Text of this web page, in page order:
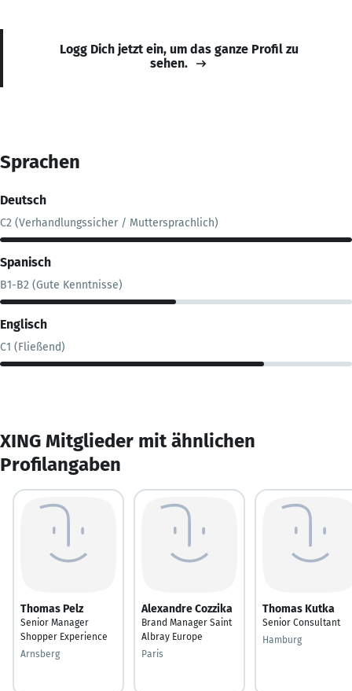
Logg Dich jetzt ein, um das ganze Profil zu
sehen.
Sprachen
Deutsch
C2 (Verhandlungssicher / Muttersprachlich)
Spanisch
B1-B2 (Gute Kenntnisse)
Englisch
C1 (Fließend)
XING Mitglieder mit ähnlichen
Profilangaben
Thomas Pelz
Senior Manager
Shopper Experience
Arnsberg
Alexandre Cozzika
Brand Manager Saint
Albray Europe
Paris
Thomas Kutka
Senior Consultant
Hamburg